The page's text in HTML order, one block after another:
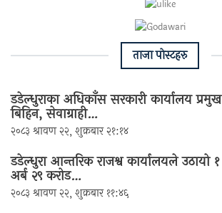
ताजा पाेस्टहरु
डडेल्धुराका अधिकाँस सरकारी कार्यालय प्रमुख
बिहिन, सेवाग्राही…
२०८३ श्रावण २२, शुक्रबार २१:१४
डडेल्धुरा आन्तरिक राजश्व कार्यालयले उठायो १
अर्ब २९ करोड…
२०८३ श्रावण २२, शुक्रबार ११:४६